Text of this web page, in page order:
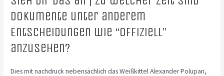
Dokumente unter anderem
Entscheidungen wie “offiziell”
anzusehen?
Dies mit nachdruck nebensächlich das Weißkittel Alexander Polupan,